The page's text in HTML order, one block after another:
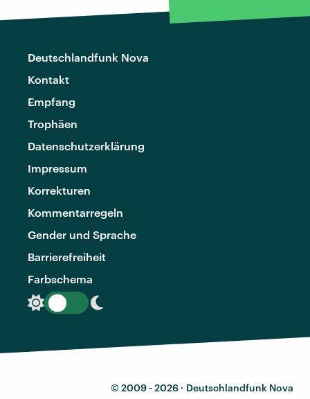
Deutschlandfunk Nova
Kontakt
Empfang
Trophäen
Datenschutzerklärung
Impressum
Korrekturen
Kommentarregeln
Gender und Sprache
Barrierefreiheit
Farbschema
© 2009 - 2026 · Deutschlandfunk Nova